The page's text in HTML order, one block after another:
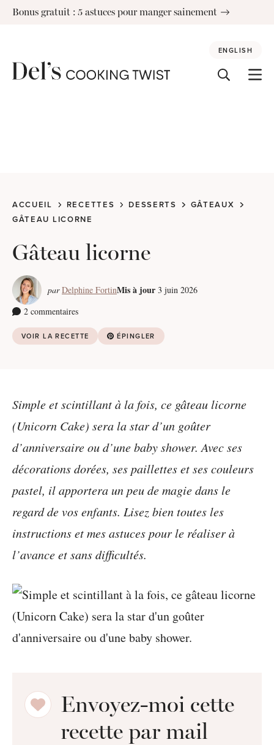
SkipBonus gratuit : 5 astuces pour manger sainement
ENGLISH
ACCUEIL RECETTES DESSERTS
GÂTEAUX
GÂTEAU LICORNE
Gâteau licorne
par Delphine FortinMis à jour 3 juin 2026
2 commentaires
VOIR LA RECETTE ÉPINGLER
Simple et scintillant à la fois, ce gâteau licorne
(Unicorn Cake) sera la star d’un goûter
d’anniversaire ou d’une baby shower. Avec ses
décorations dorées, ses paillettes et ses couleurs
pastel, il apportera un peu de magie dans le
regard de vos enfants. Lisez bien toutes les
instructions et mes astuces pour le réaliser à
l’avance et sans difficultés.
Envoyez-moi cette
recette par mail